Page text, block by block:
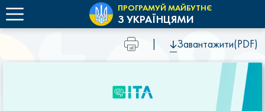
ПРОГРАМУЙ МАЙБУТНЄ
З УКРАЇНЦЯМИ
|
Завантажити(PDF)